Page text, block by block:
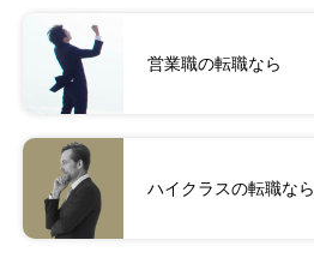
営業職の転職なら
ハイクラスの転職なら